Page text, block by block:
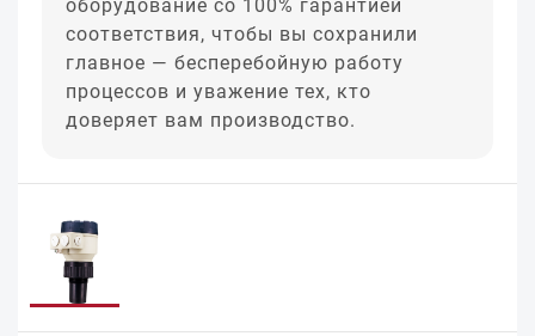
оборудование со 100% гарантией
соответствия, чтобы вы сохранили
главное — бесперебойную работу
процессов и уважение тех, кто
доверяет вам производство.